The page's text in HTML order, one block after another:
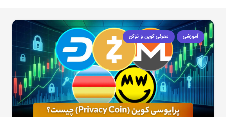
آموزشی معرفی کوین و توکن